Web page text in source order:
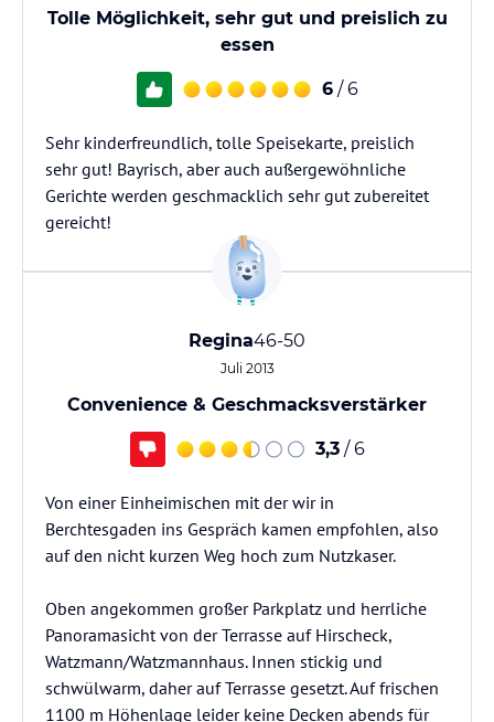
Tolle Möglichkeit, sehr gut und preislich zu
essen
6 / 6
Sehr kinderfreundlich, tolle Speisekarte, preislich
sehr gut! Bayrisch, aber auch außergewöhnliche
Gerichte werden geschmacklich sehr gut zubereitet
gereicht!
Regina46-50
Juli 2013
Convenience & Geschmacksverstärker
3,3 / 6
Von einer Einheimischen mit der wir in
Berchtesgaden ins Gespräch kamen empfohlen, also
auf den nicht kurzen Weg hoch zum Nutzkaser.
Oben angekommen großer Parkplatz und herrliche
Panoramasicht von der Terrasse auf Hirscheck,
Watzmann/Watzmannhaus. Innen stickig und
schwülwarm, daher auf Terrasse gesetzt. Auf frischen
1100 m Höhenlage leider keine Decken abends für